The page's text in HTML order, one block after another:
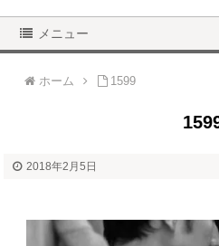
メニュー
ホーム 1599
2018年2月5日